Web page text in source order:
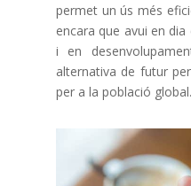
permet un ús més
encara que avui en
i en
alternativa de futur
per a la població global.